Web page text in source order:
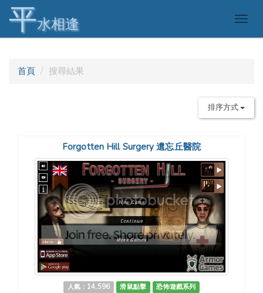
平水相逢
首頁 搜尋結果
排序方式
Forgotten Hill Surgery 遺忘丘醫院
人氣：14,596 滑鼠點擊
恐怖遊戲系列